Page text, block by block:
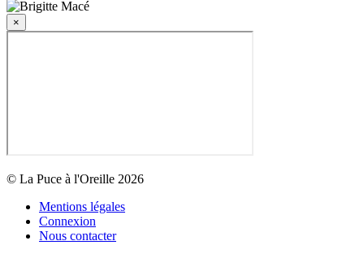
×
© La Puce à l'Oreille 2026
Mentions légales
Connexion
Nous contacter